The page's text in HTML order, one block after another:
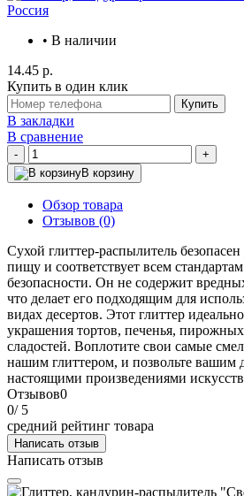
• В наличии
14.45 р.
Купить в один клик
Купить
В закладки
В сравнение
-
+
В корзину
Обзор товара
Отзывов (0)
Сухой глиттер-распылитель
пищу и соответствует всем стандартам
безопасности. Он не содержит
что делает его подходящим для
видах десертов. Этот глиттер
украшения тортов, печенья,
сладостей. Воплотите свои самые
нашим глиттером, и позвольте вашим
настоящими произведениями
Отзывов0
0/ 5
средний рейтинг товара
Написать отзыв
Написать отзыв